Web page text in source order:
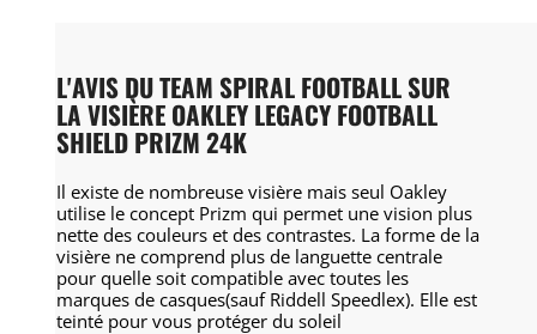
L'AVIS DU TEAM SPIRAL FOOTBALL SUR
LA VISIÈRE OAKLEY LEGACY FOOTBALL
SHIELD PRIZM 24K
Il existe de nombreuse visière mais seul Oakley
utilise le concept Prizm qui permet une vision plus
nette des couleurs et des contrastes. La forme de la
visière ne comprend plus de languette centrale
pour quelle soit compatible avec toutes les
marques de casques(sauf Riddell Speedlex). Elle est
teinté pour vous protéger du soleil